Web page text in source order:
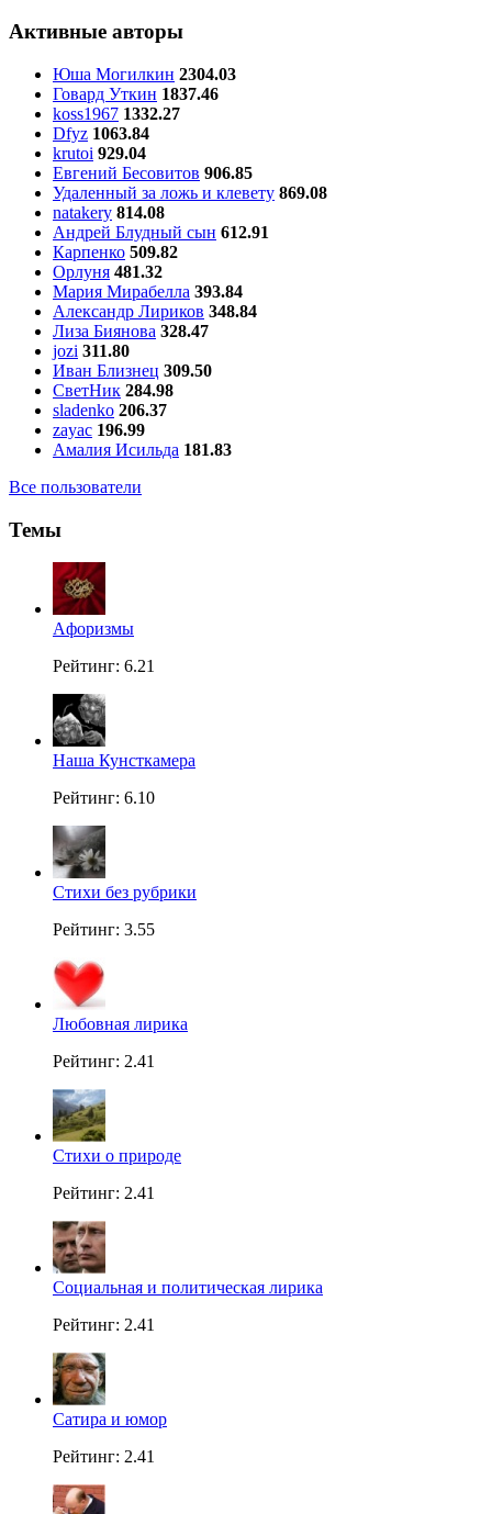
Активные авторы
Юша Могилкин 2304.03
Говард Уткин 1837.46
koss1967 1332.27
Dfyz 1063.84
krutoi 929.04
Евгений Бесовитов 906.85
Удаленный за ложь и клевету 869.08
natakery 814.08
Андрей Блудный сын 612.91
Карпенко 509.82
Орлуня 481.32
Мария Мирабелла 393.84
Александр Лириков 348.84
Лиза Биянова 328.47
jozi 311.80
Иван Близнец 309.50
СветНик 284.98
sladenko 206.37
zayac 196.99
Амалия Исильда 181.83
Все пользователи
Темы
Aфоризмы
Рейтинг: 6.21
Наша Кунсткамера
Рейтинг: 6.10
Стихи без рубрики
Рейтинг: 3.55
Любовная лирика
Рейтинг: 2.41
Стихи о природе
Рейтинг: 2.41
Социальная и политическая лирика
Рейтинг: 2.41
Сатира и юмор
Рейтинг: 2.41